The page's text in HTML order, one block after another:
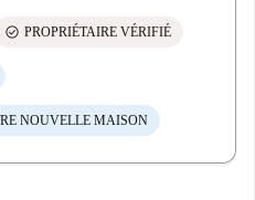
check_circle PROPRIÉTAIRE VÉRIFIÉ
NOUVELLE MAISON